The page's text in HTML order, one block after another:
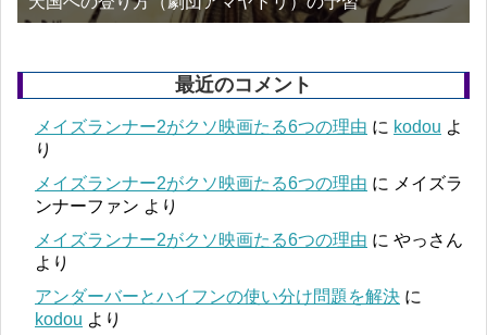
最近のコメント
メイズランナー2がクソ映画たる6つの理由 に kodou よ
り
メイズランナー2がクソ映画たる6つの理由 に メイズラ
ンナーファン より
メイズランナー2がクソ映画たる6つの理由 に やっさん
より
アンダーバーとハイフンの使い分け問題を解決 に
kodou より